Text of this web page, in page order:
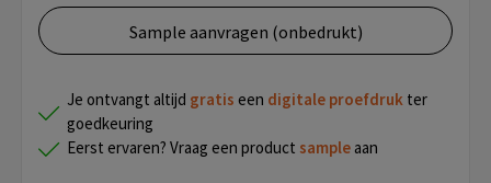
Sample aanvragen (onbedrukt)
Je ontvangt altijd gratis een digitale proefdruk ter
goedkeuring
Eerst ervaren? Vraag een product sample aan